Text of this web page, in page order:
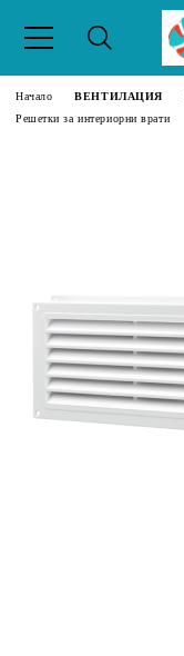
Начало ВЕНТИЛАЦИЯ
Решетки за интериорни врати